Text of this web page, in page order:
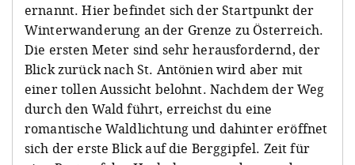
ernannt. Hier befindet sich der Startpunkt der
Winterwanderung an der Grenze zu Österreich.
Die ersten Meter sind sehr herausfordernd, der
Blick zurück nach St. Antönien wird aber mit
einer tollen Aussicht belohnt. Nachdem der Weg
durch den Wald führt, erreichst du eine
romantische Waldlichtung und dahinter eröffnet
sich der erste Blick auf die Berggipfel. Zeit für